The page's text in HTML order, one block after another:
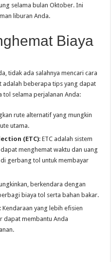
selama bulan Oktober. Ini
liburan Anda.
Biaya
tidak ada salahnya mencari cara
adalah beberapa tips yang dapat
tol selama perjalanan Anda:
rute alternatif yang mungkin
utama.
(ETC): ETC adalah sistem
menghemat waktu dan uang
gerbang tol untuk membayar
berkendara dengan
biaya tol serta bahan bakar.
: Kendaraan yang lebih efisien
dapat membantu Anda